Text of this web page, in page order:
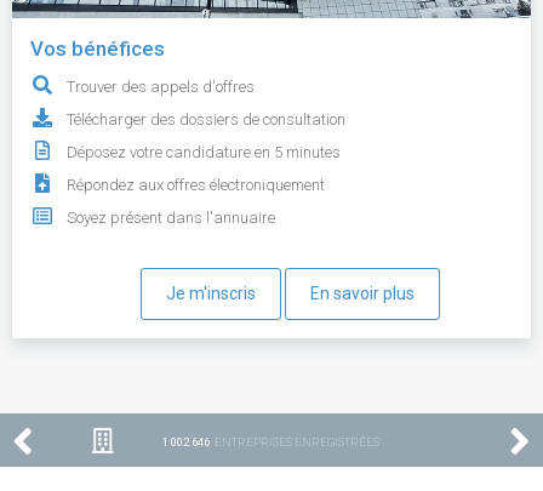
Vos bénéfices
Trouver des appels d'offres
Télécharger des dossiers de consultation
Déposez votre candidature en 5 minutes
Répondez aux offres électroniquement
Soyez présent dans l'annuaire
Je m'inscris En savoir plus
1 002 646 ENTREPRISES ENREGISTRÉES